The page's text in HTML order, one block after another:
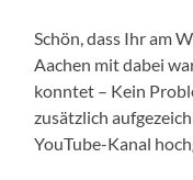
Schön, dass Ihr am
Aachen mit dabei
konntet – Kein
zusätzlich
YouTube-Kanal